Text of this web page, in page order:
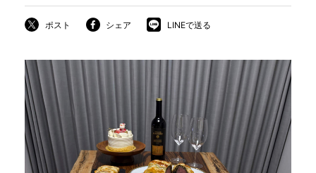
一枚板 ATELIER MOKUBA HOME
MOKUBA について
商品情報
ポスト シェア LINEで送る